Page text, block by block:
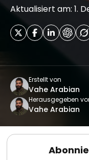
Aktualisiert am: 1.
Erstellt von
Vahe Arabian
Herausgegeben
Vahe Arabian